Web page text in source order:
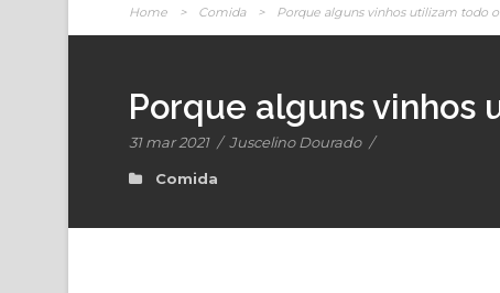
Home > Comida > Porque alguns vinhos utilizam todo o
Porque alguns vinhos
31 mar 2021 / Juscelino Dourado /
Comida